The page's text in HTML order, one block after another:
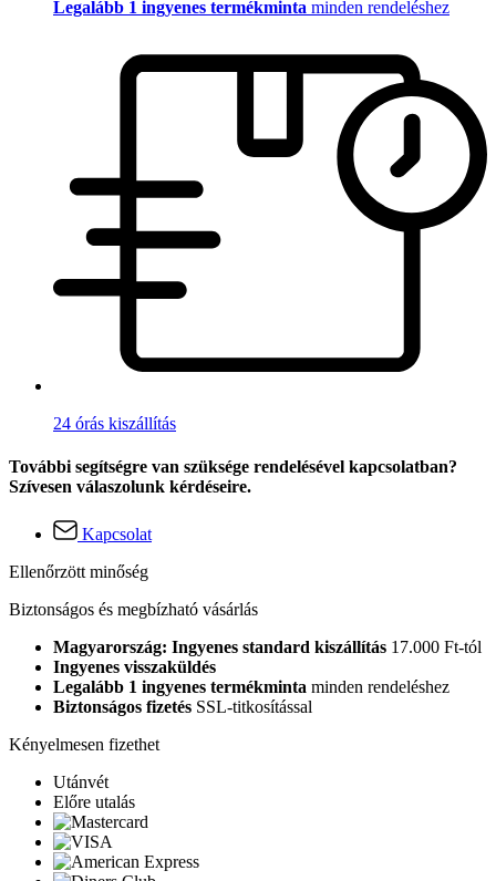
Legalább 1 ingyenes termékminta minden rendeléshez
24 órás kiszállítás
További segítségre van szüksége rendelésével kapcsolatban?
Szívesen válaszolunk kérdéseire.
Kapcsolat
Ellenőrzött minőség
Biztonságos és megbízható vásárlás
Magyarország: Ingyenes standard kiszállítás 17.000 Ft-tól
Ingyenes visszaküldés
Legalább 1 ingyenes termékminta minden rendeléshez
Biztonságos fizetés SSL-titkosítással
Kényelmesen fizethet
Utánvét
Előre utalás